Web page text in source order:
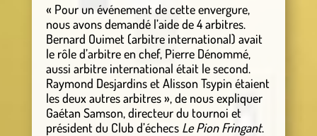
« Pour un événement de cette envergure,
nous avons demandé l’aide de 4 arbitres.
Bernard Ouimet (arbitre international) avait
le rôle d’arbitre en chef, Pierre Dénommé,
aussi arbitre international était le second.
Raymond Desjardins et Alisson Tsypin étaient
les deux autres arbitres », de nous expliquer
Gaétan Samson, directeur du tournoi et
président du Club d’échecs Le Pion Fringant.